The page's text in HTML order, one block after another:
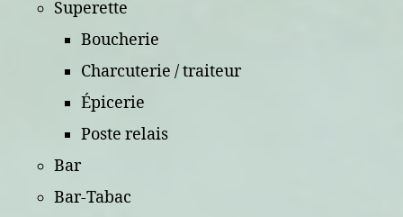
Superette
Boucherie
Charcuterie / traiteur
Épicerie
Poste relais
Bar
Bar-Tabac